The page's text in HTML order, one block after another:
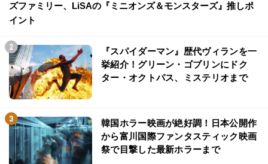
ズファミリー、LiSAの『ミニオンズ＆モンスターズ』推しポ
イント
『スパイダーマン』歴代ヴィランを一
挙紹介！グリーン・ゴブリンにドク
ター・オクトパス、ミステリオまで
韓国ホラー映画が絶好調！日本公開作
から富川国際ファンタスティック映画
祭で目撃した最新ホラーまで